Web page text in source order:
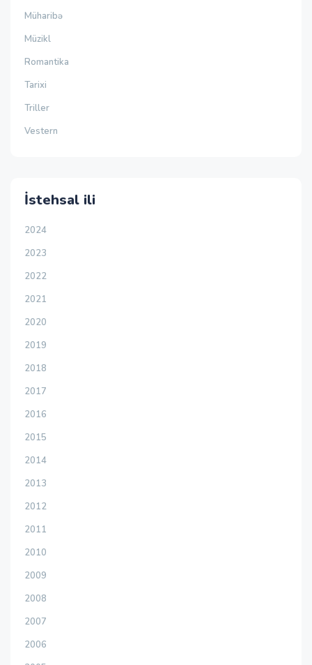
Müharibə
Müzikl
Romantika
Tarixi
Triller
Vestern
İstehsal ili
2024
2023
2022
2021
2020
2019
2018
2017
2016
2015
2014
2013
2012
2011
2010
2009
2008
2007
2006